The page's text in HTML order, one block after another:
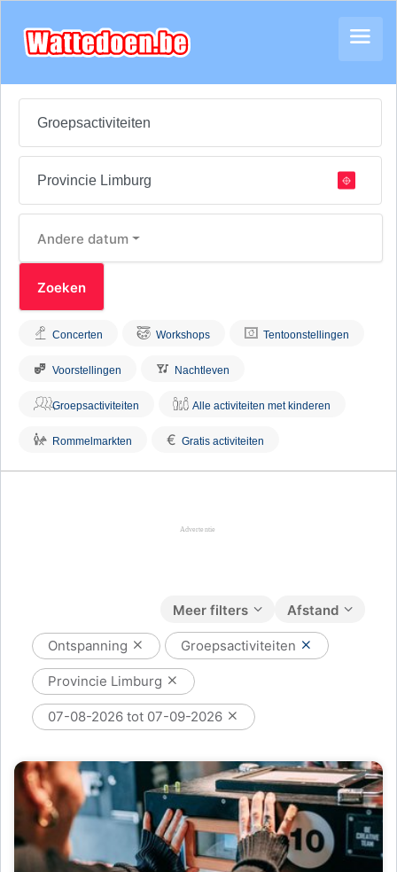
Andere datum
Concerten Workshops Tentoonstellingen
Voorstellingen Nachtleven
Groepsactiviteiten Alle activiteiten met kinderen
Rommelmarkten € Gratis activiteiten
Afstand
Meer filters
Ontspanning Groepsactiviteiten
Provincie Limburg
07-08-2026 tot 07-09-2026